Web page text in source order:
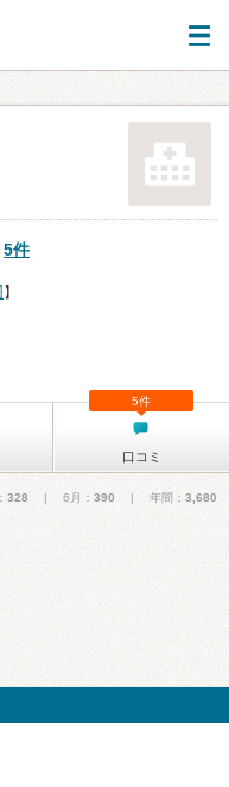
5件
】
口コミ
5件
328 | 6月： 390 | 年間： 3,680